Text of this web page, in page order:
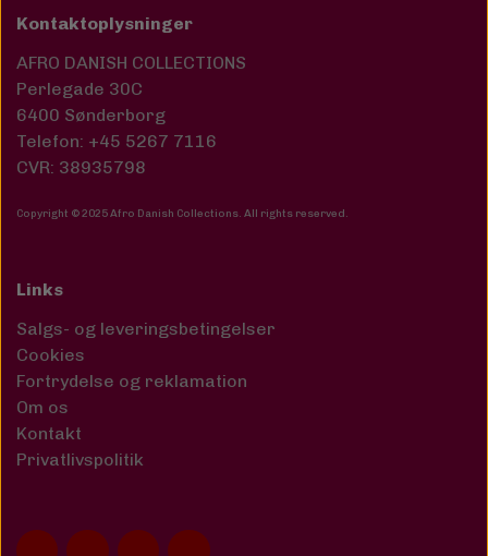
Kontaktoplysninger
AFRO DANISH COLLECTIONS
Perlegade 30C
6400 Sønderborg
Telefon: +45 5267 7116
CVR: 38935798
Copyright © 2025 Afro Danish Collections. All rights reserved.
Links
Salgs- og leveringsbetingelser
Cookies
Fortrydelse og reklamation
Om os
Kontakt
Privatlivspolitik